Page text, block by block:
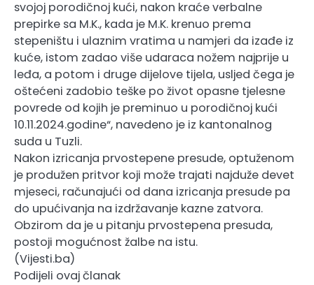
svojoj porodičnoj kući, nakon kraće verbalne
prepirke sa M.K., kada je M.K. krenuo prema
stepeništu i ulaznim vratima u namjeri da izađe iz
kuće, istom zadao više udaraca nožem najprije u
leđa, a potom i druge dijelove tijela, usljed čega je
oštećeni zadobio teške po život opasne tjelesne
povrede od kojih je preminuo u porodičnoj kući
10.11.2024.godine“, navedeno je iz kantonalnog
suda u Tuzli.
Nakon izricanja prvostepene presude, optuženom
je produžen pritvor koji može trajati najduže devet
mjeseci, računajući od dana izricanja presude pa
do upućivanja na izdržavanje kazne zatvora.
Obzirom da je u pitanju prvostepena presuda,
postoji mogućnost žalbe na istu.
(Vijesti.ba)
Podijeli ovaj članak